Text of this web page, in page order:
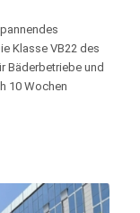
Klasse VB22 des
Bäderbetriebe und
10 Wochen